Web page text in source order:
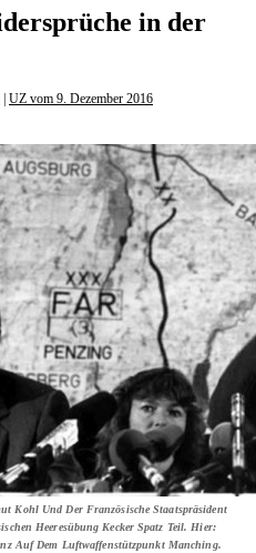
in der
UZ vom 9. Dezember 2016
Kohl Und Der Französische Staatspräsident
Heeresübung Kecker Spatz Teil. Hier:
Auf Dem Luftwaffenstützpunkt Manching.